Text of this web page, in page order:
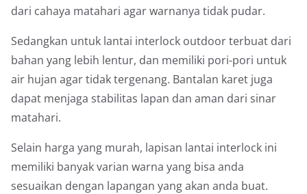
dari cahaya matahari agar warnanya tidak pudar.
Sedangkan untuk lantai interlock outdoor terbuat dari
bahan yang lebih lentur, dan memiliki pori-pori untuk
air hujan agar tidak tergenang. Bantalan karet juga
dapat menjaga stabilitas lapan dan aman dari sinar
matahari.
Selain harga yang murah, lapisan lantai interlock ini
memiliki banyak varian warna yang bisa anda
sesuaikan dengan lapangan yang akan anda buat.